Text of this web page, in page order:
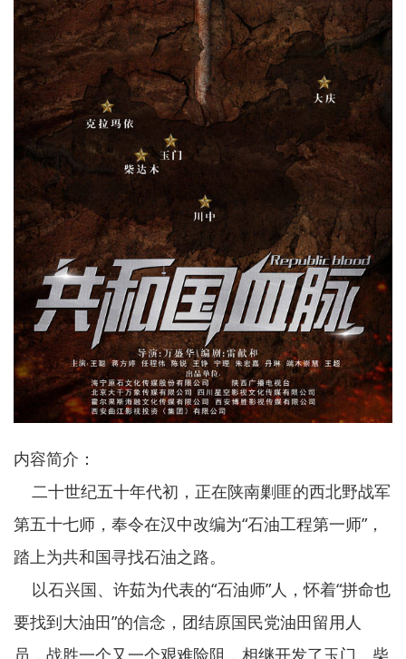
内容简介：
二十世纪五十年代初，正在陕南剿匪的西北野战军
第五十七师，奉令在汉中改编为“石油工程第一师”，
踏上为共和国寻找石油之路。
以石兴国、许茹为代表的“石油师”人，怀着“拼命也
要找到大油田”的信念，团结原国民党油田留用人
员，战胜一个又一个艰难险阻，相继开发了玉门、柴